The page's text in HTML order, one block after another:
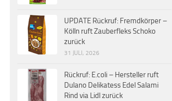
UPDATE Rückruf: Fremdkörper –
Kölln ruft Zauberfleks Schoko
zurück
31 JULI, 2026
Rückruf: E.coli – Hersteller ruft
Dulano Delikatess Edel Salami
Rind via Lidl zurück